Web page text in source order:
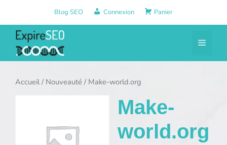
contenu
Blog SEO Connexion Panier
Menu
Accueil/ Nouveauté / Make-world.org
Make-
world.org